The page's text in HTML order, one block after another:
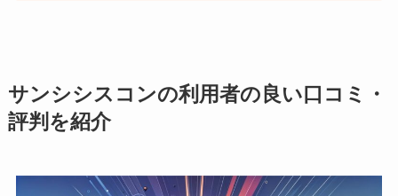
サンシシスコンの利用者の良い口コミ・
評判を紹介